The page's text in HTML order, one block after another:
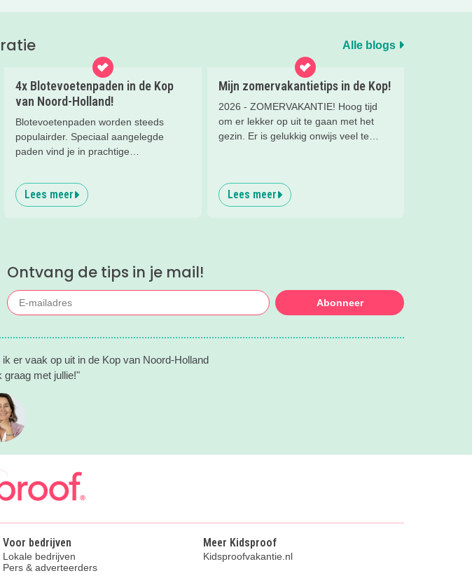
Alle blogs
4x Blotevoetenpaden in de Kop
van Noord-Holland!
Blotevoetenpaden worden steeds
populairder. Speciaal aangelegde
paden vind je in prachtige
ondergrond van zachte gras, fijn zand,
houtsnippers, dikke takken. Vooral
kinderen worden hier heel blij van.
kom je tegen op de blotevoetenpaden.
Lees meer
Mijn zomervakantietips in de Kop!
2026 - ZOMERVAKANTIE! Hoog tijd
om er lekker op uit te gaan met het
gezin. Er is gelukkig onwijs veel te
zwembad of een cool
natuurspeelpark? Lees snel verder
voor de leukste, zomerse uitjes in de
Lees meer
Ontvang de tips in je mail!
Abonneer
er vaak op uit in de Kop van Noord-Holland
graag met jullie!"
Voor bedrijven
Lokale bedrijven
Pers & adverteerders
Meer Kidsproof
Kidsproofvakantie.nl